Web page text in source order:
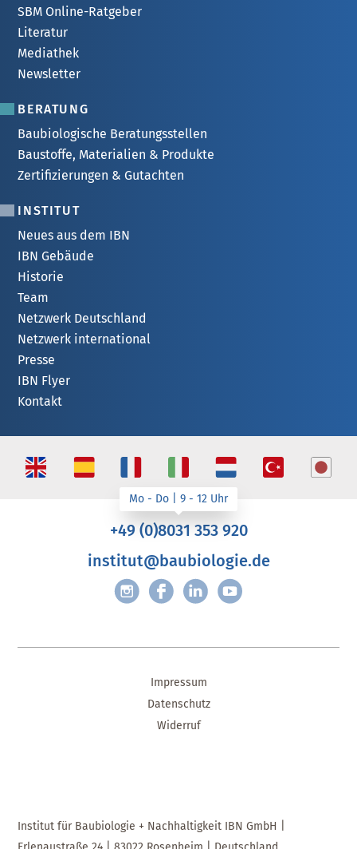
SBM Online-Ratgeber
Literatur
Mediathek
Newsletter
BERATUNG
Baubiologische Beratungsstellen
Baustoffe, Materialien & Produkte
Zertifizierungen & Gutachten
INSTITUT
Neues aus dem IBN
IBN Gebäude
Historie
Team
Netzwerk Deutschland
Netzwerk international
Presse
IBN Flyer
Kontakt
+49 (0)8031 353 920
institut@baubiologie.de
Impressum
Datenschutz
Widerruf
Institut für Baubiologie + Nachhaltigkeit IBN GmbH |